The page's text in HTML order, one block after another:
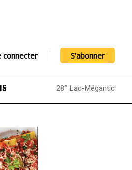
connecter S'abonner
28° Lac-Mégantic